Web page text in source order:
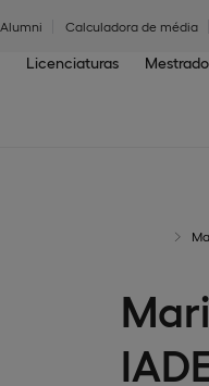
Alumni Calculadora de média
Licenciaturas